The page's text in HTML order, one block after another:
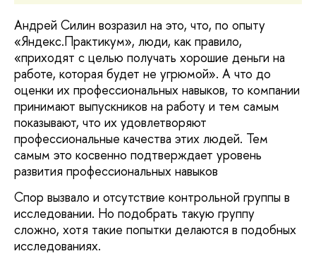
Андрей Силин возразил на это, что, по опыту
«Яндекс.Практикум», люди, как правило,
«приходят с целью получать хорошие деньги на
работе, которая будет не угрюмой». А что до
оценки их профессиональных навыков, то компании
принимают выпускников на работу и тем самым
показывают, что их удовлетворяют
профессиональные качества этих людей. Тем
самым это косвенно подтверждает уровень
развития профессиональных навыков
Спор вызвало и отсутствие контрольной группы в
исследовании. Но подобрать такую группу
сложно, хотя такие попытки делаются в подобных
исследованиях.